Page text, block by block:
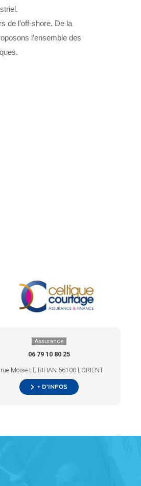
de l’off-shore. De la
l’ensemble des
Assurance
06 79 10 80 25
Moïse LE BIHAN 56100 LORIENT
+ d’infos